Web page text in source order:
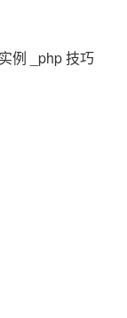
例 _php 技巧